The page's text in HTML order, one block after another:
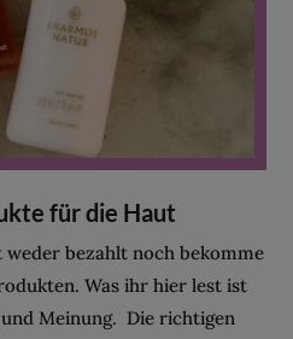
für die Haut
bezahlt noch bekomme
Was ihr hier lest ist
Meinung. Die richtigen